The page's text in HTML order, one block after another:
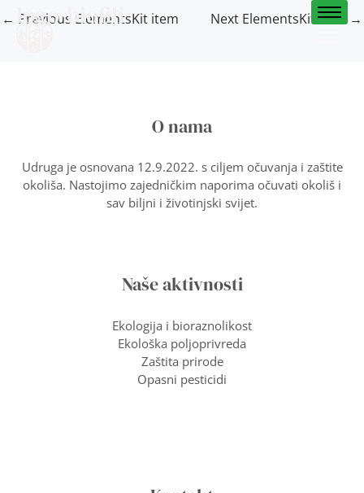
to logo-biofili
navigation
← Previous ElementsKit item Next ElementsKit item →
O nama
Udruga je osnovana 12.9.2022. s ciljem očuvanja i zaštite
okoliša. Nastojimo zajedničkim naporima očuvati okoliš i
sav biljni i životinjski svijet.
Naše aktivnosti
Ekologija i bioraznolikost
Ekološka poljoprivreda
Zaštita prirode
Opasni pesticidi